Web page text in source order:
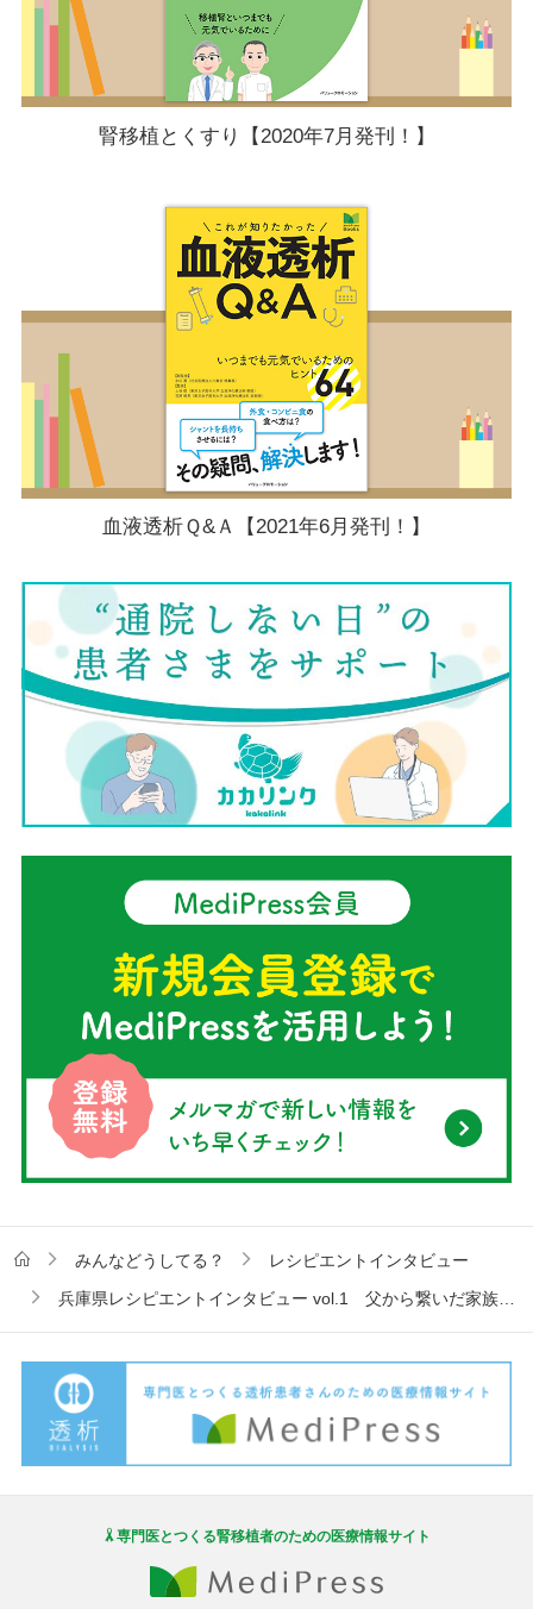
腎移植とくすり【2020年7月発刊！】
血液透析Ｑ&Ａ【2021年6月発刊！】
みんなどうしてる？
レシピエントインタビュー
兵庫県レシピエントインタビュー vol.1 父から繋いだ家族のバトン
専門医とつくる腎移植者のための医療情報サイト